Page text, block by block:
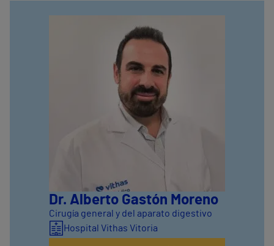
Dr. Alberto Gastón Moreno
Cirugía general y del aparato digestivo
Hospital Vithas Vitoria